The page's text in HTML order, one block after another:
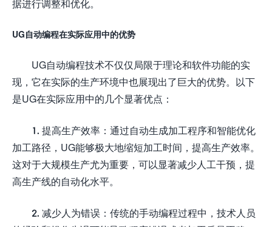
据进行调整和优化。
UG自动编程在实际应用中的优势
UG自动编程技术不仅仅局限于理论和软件功能的实
现，它在实际的生产环境中也展现出了巨大的优势。以下
是UG在实际应用中的几个显著优点：
1. 提高生产效率：通过自动生成加工程序和智能优化
加工路径，UG能够极大地缩短加工时间，提高生产效率。
这对于大规模生产尤为重要，可以显著减少人工干预，提
高生产线的自动化水平。
2. 减少人为错误：传统的手动编程过程中，技术人员